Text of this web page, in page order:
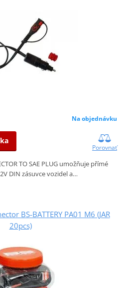
Na objednávku
Porovnať
TO SAE PLUG umožňuje přímé
DIN zásuvce vozidel a…
BS-BATTERY PA01 M6 (JAR
20pcs)